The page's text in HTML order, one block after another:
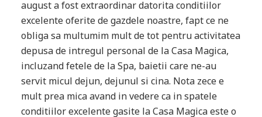
august a fost extraordinar datorita conditiilor
excelente oferite de gazdele noastre, fapt ce ne
obliga sa multumim mult de tot pentru activitatea
depusa de intregul personal de la Casa Magica,
incluzand fetele de la Spa, baietii care ne-au
servit micul dejun, dejunul si cina. Nota zece e
mult prea mica avand in vedere ca in spatele
conditiilor excelente gasite la Casa Magica este o